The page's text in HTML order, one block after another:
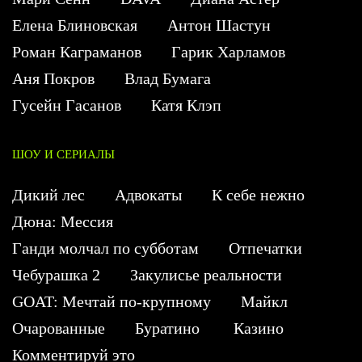
Елена Блиновская
Антон Шастун
Роман Каграманов
Гарик Харламов
Аня Покров
Влад Бумага
Гусейн Гасанов
Катя Клэп
ШОУ И СЕРИАЛЫ
Дикий лес Адвокаты
К себе нежно
Дюна: Мессия
Ганди молчал по субботам
Отпечатки
Чебурашка 2
Закулисье реальности
GOAT: Мечтай по-крупному
Майкл
Очарованные
Буратино
Казино
Комментируй это